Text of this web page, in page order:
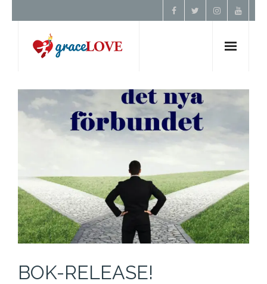
Hem
Om Oss
Förbön
Kontakt
BOK-RELEASE!